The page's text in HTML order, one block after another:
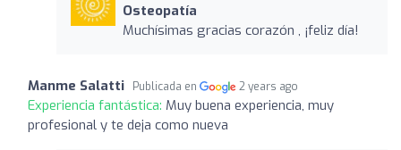
Osteopatía
Muchísimas gracias corazón , ¡feliz día!
Manme Salatti Publicada en 2 years ago
Experiencia fantástica: Muy buena experiencia, muy
profesional y te deja como nueva